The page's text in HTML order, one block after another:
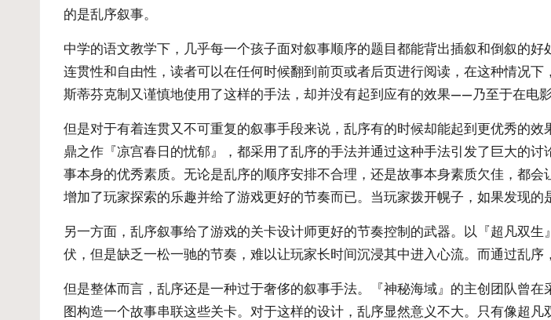
的是乱序叙事。
中学的语文教学下，几乎每一个孩子面对叙事顺序的题目都能背出插叙和倒叙的
连贯性和自由性，读者可以在任何时候翻到前页或者后页进行阅读，在这种情况
斯蒂芬克制又谨慎地使用了这样的手法，却并没有起到应有的效果——乃至于在电
但是对于有着连贯又不可重复的叙事手段来说，乱序有的时候却能起到更优秀的
鼎之作『凉宫春日的忧郁』，都采用了乱序的手法并通过这种手法引发了巨大的
事本身的优秀素质。无论是乱序的顺序安排不合理，还是故事本身素质欠佳，都
增加了玩家探索的乐趣并给了游戏更好的节奏而已。当玩家拨开幌子，如果发现的
另一方面，乱序叙事给了游戏的关卡设计师更好的节奏控制的武器。以『超凡双
伏，但是缺乏一松一驰的节奏，难以让玩家长时间沉浸其中进入心流。而通过乱序
但是整体而言，乱序还是一种过于奢侈的叙事手法。『神秘海域』的主创团队曾
图构造一个故事串联这些关卡。对于这样的设计，乱序显然意义不大。只有像超